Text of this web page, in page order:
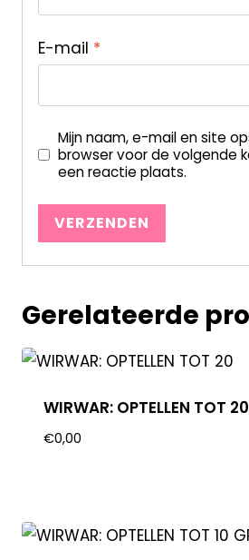
E-mail *
Mijn naam, e-mail en site
browser voor de volgende
een reactie plaats.
Gerelateerde
WIRWAR: OPTELLEN TOT 20
€0,00